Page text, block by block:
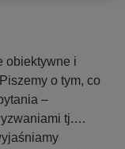
obiektywne i
o tym, co
–
tj.